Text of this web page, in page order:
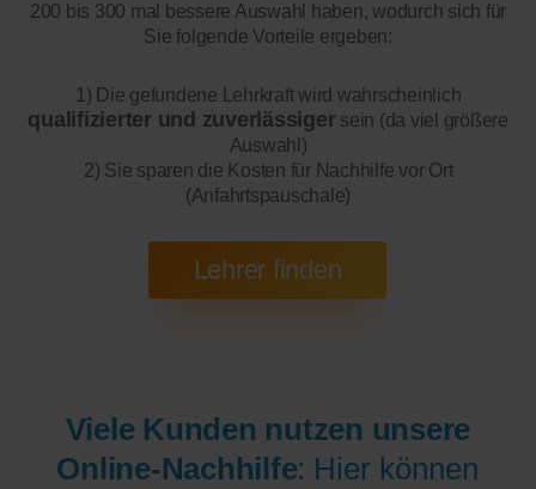
200 bis 300 mal bessere Auswahl haben, wodurch sich für
Sie folgende Vorteile ergeben:
1) Die gefundene Lehrkraft wird wahrscheinlich
qualifizierter und zuverlässigersein (da viel größere
Auswahl)
2) Sie sparen die Kosten für Nachhilfe vor Ort
(Anfahrtspauschale)
Viele Kunden nutzen unsere
Online-Nachhilfe: Hier können